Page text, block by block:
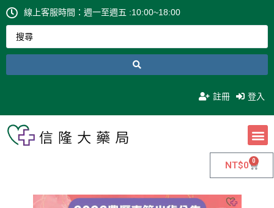
線上客服時間：週一至週五 :10:00~18:00
註冊 登入
NT$0 0